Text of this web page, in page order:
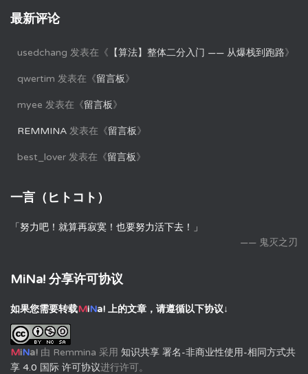
最新评论
usedchang 发表在《 【算法】整体二分入门 —— 从爆栈到跑路》
qwertim 发表在《留言板》
myee 发表在《留言板》
REMMINA 发表在《留言板》
best_lover 发表在《留言板》
一言（ヒトコト）
「努力吧！就算再寂寞！也要努力活下去！」
—— 鬼灭之刃
MiNa! 分享许可协议
如果您需要转载MiNa! 上的文章，请遵循以下协议↓
MiNa! 由 Remmina 采用 知识共享 署名-非商业性使用-相同方式共
享 4.0 国际 许可协议进行许可。